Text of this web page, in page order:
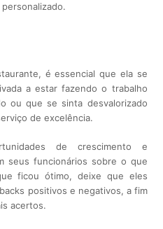
é essencial que ela se
a estar fazendo o trabalho
ou que se sinta desvalorizado
de excelência.
de crescimento e
seus funcionários sobre o que
ficou ótimo, deixe que eles
positivos e negativos, a fim
acertos.